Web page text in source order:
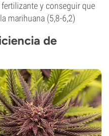
y conseguir que
marihuana (5,8-6,2)
de